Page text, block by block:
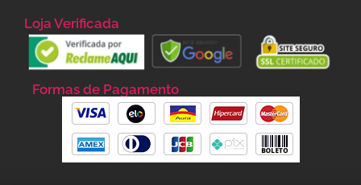
Loja Verificada
Formas de Pagamento